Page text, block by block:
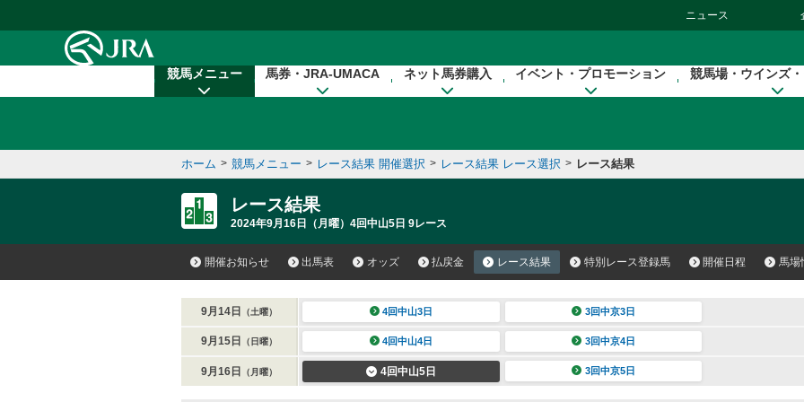
ニュース
競馬メニュー 馬券・JRA-UMACA ネット馬券購入 イベント・プロモーション 競馬場・ウインズ
ホーム > 競馬メニュー > レース結果 開催選択 > レース結果 レース選択 > レース結果
レース結果
2024年9月16日（月曜）4回中山5日 9レース
開催お知らせ 出馬表 オッズ 払戻金 レース結果 特別レース登録馬 開催日程 馬場
9月14日 （土曜） 4回中山3日 3回中京3日
9月15日 （日曜） 4回中山4日 3回中京4日
9月16日 （月曜） 4回中山5日 3回中京5日